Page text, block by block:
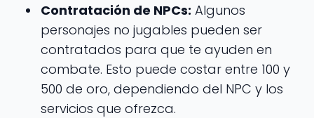
Contratación de NPCs: Algunos
personajes no jugables pueden ser
contratados para que te ayuden en
combate. Esto puede costar entre 100 y
500 de oro, dependiendo del NPC y los
servicios que ofrezca.